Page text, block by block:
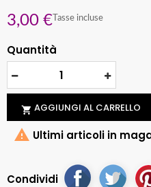
3,00 € Tasse incluse
Quantità
 AGGIUNGI AL CARRELLO
 Ultimi articoli in
Condividi